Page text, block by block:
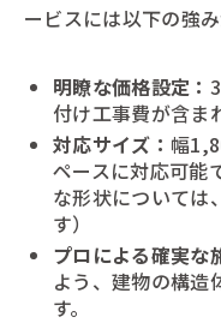
ービスには以下の強み
明瞭な価格設定：
付け工事費が含ま
対応サイズ： 幅
ペースに対応可能
な形状については
す）
プロによる確実な
よう、建物の構造
す。